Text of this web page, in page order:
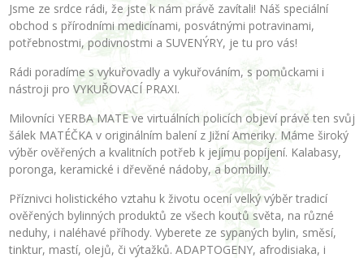
Jsme ze srdce rádi, že jste k nám právě zavítali! Náš speciální
obchod s přírodními medicínami, posvátnými potravinami,
potřebnostmi, podivnostmi a SUVENÝRY, je tu pro vás!
Rádi poradíme s vykuřovadly a vykuřováním, s pomůckami i
nástroji pro VYKUŘOVACÍ PRAXI.
Milovníci YERBA MATE ve virtuálních policích objeví právě ten svůj
šálek MATÉČKA v originálním balení z Jižní Ameriky. Máme široký
výběr ověřených a kvalitních potřeb k jejímu popíjení. Kalabasy,
poronga, keramické i dřevěné nádoby, a bombilly.
Příznivci holistického vztahu k životu ocení velký výběr tradicí
ověřených bylinných produktů ze všech koutů světa, na různé
neduhy, i naléhavé příhody. Vyberete ze sypaných bylin, směsí,
tinktur, mastí, olejů, či výtažků. ADAPTOGENY, afrodisiaka, i